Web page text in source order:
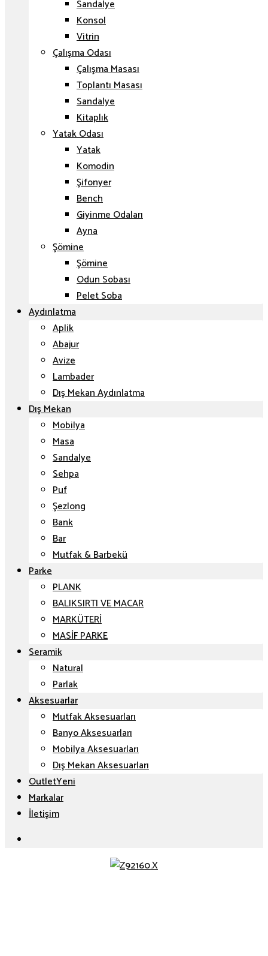
Sandalye
Konsol
Vitrin
Çalışma Odası
Çalışma Masası
Toplantı Masası
Sandalye
Kitaplık
Yatak Odası
Yatak
Komodin
Şifonyer
Bench
Giyinme Odaları
Ayna
Şömine
Şömine
Odun Sobası
Pelet Soba
Aydınlatma
Aplik
Abajur
Avize
Lambader
Dış Mekan Aydınlatma
Dış Mekan
Mobilya
Masa
Sandalye
Sehpa
Puf
Şezlong
Bank
Bar
Mutfak & Barbekü
Parke
PLANK
BALIKSIRTI VE MACAR
MARKÜTERİ
MASİF PARKE
Seramik
Natural
Parlak
Aksesuarlar
Mutfak Aksesuarları
Banyo Aksesuarları
Mobilya Aksesuarları
Dış Mekan Aksesuarları
Outlet
Markalar
İletişim